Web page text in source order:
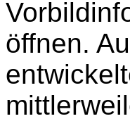
öffnen.